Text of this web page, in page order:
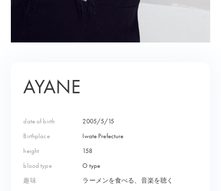
AYANE
date of birth
2005/5/15
Birthplace
Iwate Prefecture
height
158
blood type
O type
趣味
ラーメンを食べる、音楽を聴く